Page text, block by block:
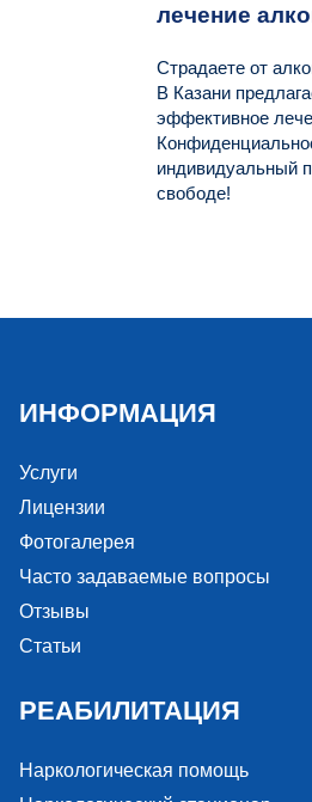
лечение
Страдаете от
В Казани
эффективное
индивидуальный
свободе!
ИНФОРМАЦИЯ
Услуги
Лицензии
Фотогалерея
Часто задаваемые вопросы
Отзывы
Статьи
РЕАБИЛИТАЦИЯ
Наркологическая помощь